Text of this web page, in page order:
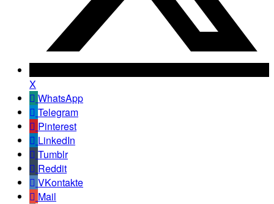
X
WhatsApp
Telegram
Pinterest
LinkedIn
Tumblr
Reddit
VKontakte
Mail